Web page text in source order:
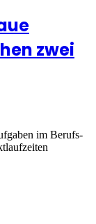
zwei
im Berufs-